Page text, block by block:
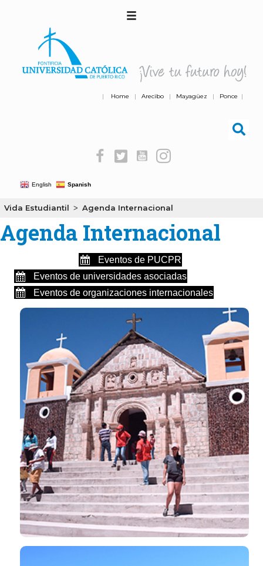
| Home | Arecibo | Mayagüez | Ponce |
English Spanish
Vida Estudiantil > Agenda Internacional
Agenda Internacional
Eventos de PUCPR
Eventos de universidades asociadas
Eventos de organizaciones internacionales
Desarrollamos profesionales de
calibre mundial